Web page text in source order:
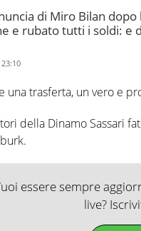
di Miro Bilan
e rubato tutti i soldi: e
una trasferta, un vero e
della Dinamo Sassari
essere sempre
live?